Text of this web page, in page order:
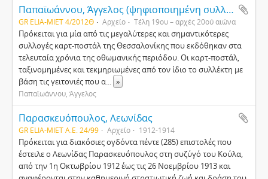
Παπαϊωάννου, Άγγελος (ψηφιοποιημένη συλλογή καρτ-ποστάλ)
GR ELIA-MIET 4/2012Θ Αρχείο Τέλη 19ου – αρχές 20ού αιώνα
Πρόκειται για μία από τις μεγαλύτερες και σημαντικότερες
συλλογές καρτ-ποστάλ της Θεσσαλονίκης που εκδόθηκαν στα
τελευταία χρόνια της οθωμανικής περιόδου. Οι καρτ-ποστάλ,
ταξινομημένες και τεκμηριωμένες από τον ίδιο το συλλέκτη με
βάση τις γειτονιές που α... »
Παπαϊωάννου, Άγγελος
Παρασκευόπουλος, Λεωνίδας
GR ELIA-MIET Α.Ε. 24/99 Αρχείο 1912-1914
Πρόκειται για διακόσιες ογδόντα πέντε (285) επιστολές που
έστειλε ο Λεωνίδας Παρασκευόπουλος στη συζύγό του Κούλα,
από την 1η Οκτωβρίου 1912 έως τις 26 Νοεμβρίου 1913 και